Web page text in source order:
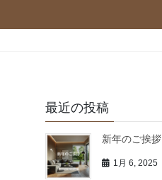
最近の投稿
新年のご挨拶
1月 6, 2025